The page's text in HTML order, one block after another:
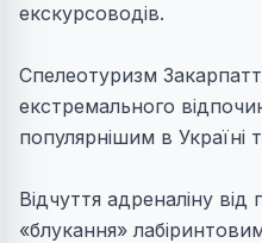
екскурсоводів.
Спелеотуризм
екстремального
популярнішим в Україні
Відчуття адреналіну від
«блукання»